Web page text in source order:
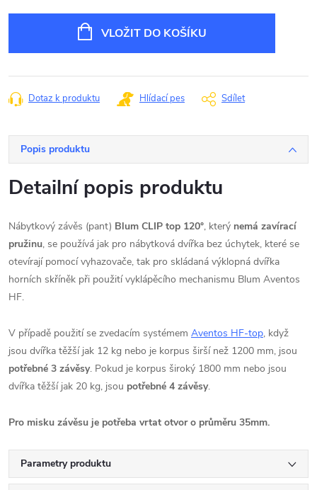
VLOŽIT DO KOŠÍKU
Dotaz k produktu Hlídací pes Sdílet
Popis produktu
Detailní popis produktu
Nábytkový závěs (pant) Blum CLIP top 120°, který nemá zavírací
pružinu, se používá jak pro nábytková dvířka bez úchytek, které se
otevírají pomocí vyhazovače, tak pro skládaná výklopná dvířka
horních skříněk při použití vyklápěcího mechanismu Blum Aventos
HF.
V případě použití se zvedacím systémem Aventos HF-top, když
jsou dvířka těžší jak 12 kg nebo je korpus širší než 1200 mm, jsou
potřebné 3 závěsy. Pokud je korpus široký 1800 mm nebo jsou
dvířka těžší jak 20 kg, jsou potřebné 4 závěsy.
Pro misku závěsu je potřeba vrtat otvor o průměru 35mm.
Parametry produktu